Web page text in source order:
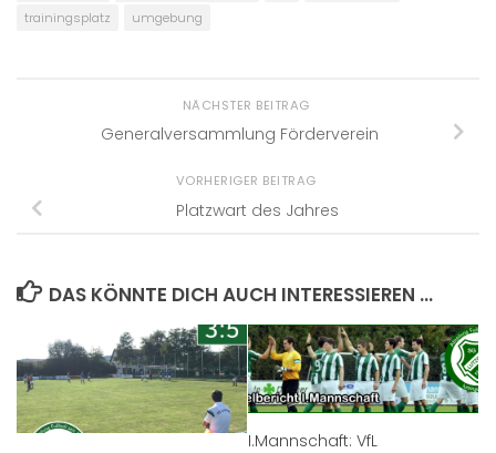
trainingsplatz
umgebung
NÄCHSTER BEITRAG
Generalversammlung Förderverein
VORHERIGER BEITRAG
Platzwart des Jahres
DAS KÖNNTE DICH AUCH INTERESSIEREN …
I.Mannschaft: VfL